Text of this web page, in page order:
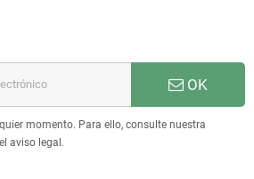
OK
momento. Para ello, consulte nuestra
aviso legal.